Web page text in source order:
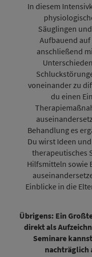
In diesem
Säuglingen
Aufbauend
anschließend
voneinander zu
du einen
Behandlung es
Du wirst Ideen
therapeutisches
Hilfsmitteln sowie
Einblicke in die
Übrigens: Ein
direkt als
Seminare
nachträglich